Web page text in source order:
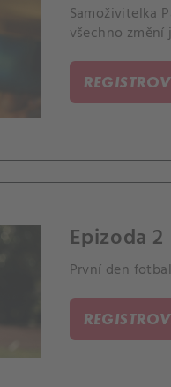
Samoživitelka
všechno
Epizoda 2
První den